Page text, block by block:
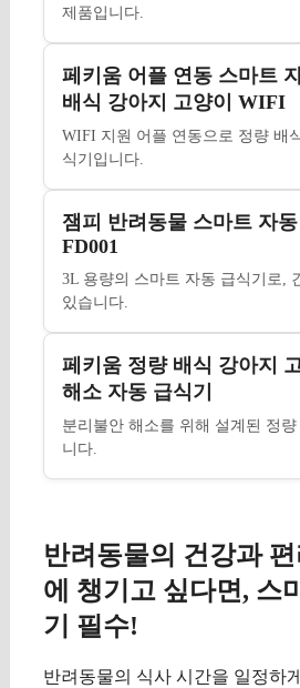
제품입니다.
페키움 어플 연동 스마트
배식 강아지 고양이 WIFI
WIFI 지원 어플 연동으로 정량 배
식기입니다.
잼피 반려동물 스마트 자
FD001
3L 용량의 스마트 자동 급식기로,
있습니다.
페키움 정량 배식 강아지
해소 자동 급식기
분리불안 해소를 위해 설계된 정
니다.
반려동물의 건강과 편
에 챙기고 싶다면, 스
기 필수!
반려동물의 식사 시간을 일정하